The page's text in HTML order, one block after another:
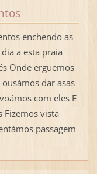
enchendo as
a esta praia
Onde erguemos
dar asas
com eles E
Fizemos vista
passagem